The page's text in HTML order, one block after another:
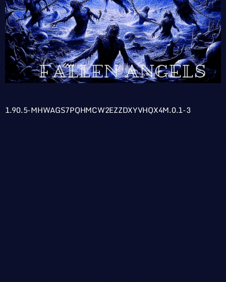
1.90.5-MHWAGS7PQHMCW2EZZDXYVHQX4M.0.1-3